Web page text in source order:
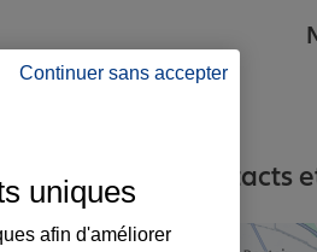
: adresses, contacts
Continuer sans accepter
uniques
afin d'améliorer